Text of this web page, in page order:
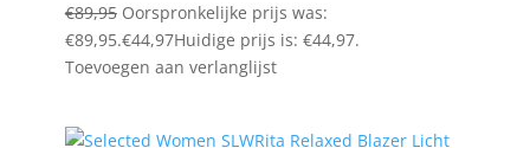
€89,95 Oorspronkelijke prijs was:
€89,95.€44,97Huidige prijs is: €44,97.
Toevoegen aan verlanglijst